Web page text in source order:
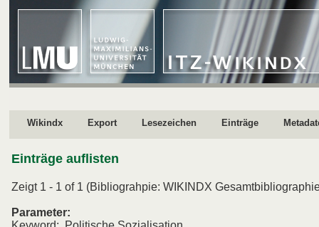
Wikindx Export Lesezeichen Einträge
Einträge auflisten
Zeigt 1 - 1 of 1 (Bibliograhpie: WIKINDX
Parameter: